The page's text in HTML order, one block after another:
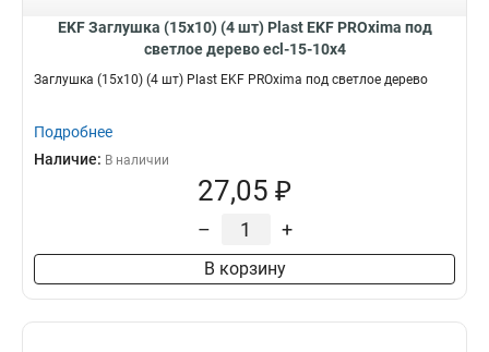
EKF Заглушка (15х10) (4 шт) Plast EKF PROxima под
светлое дерево ecl-15-10x4
Заглушка (15х10) (4 шт) Plast EKF PROxima под светлое дерево
Подробнее
Наличие: В наличии
27,05 ₽
– +
В корзину